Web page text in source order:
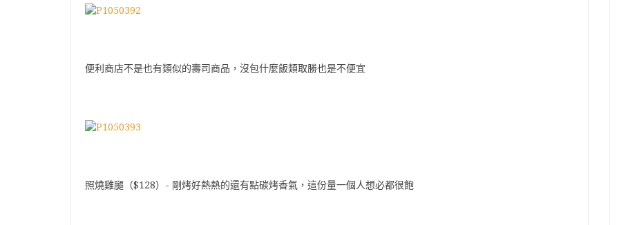
便利商店不是也有類似的壽司商品，沒包什麼飯類取勝也是不便宜
照燒雞腿（$128）- 剛烤好熱熱的還有點碳烤香氣，這份量一個人想必都很飽